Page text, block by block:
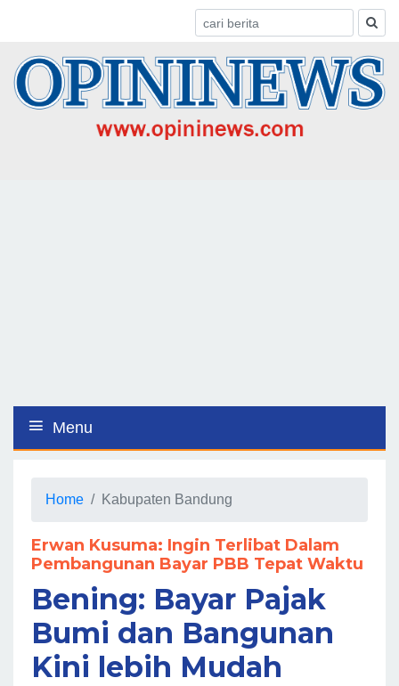
Menu
Home Kabupaten Bandung
Erwan Kusuma: Ingin Terlibat Dalam
Pembangunan Bayar PBB Tepat Waktu
Bening: Bayar Pajak
Bumi dan Bangunan
Kini lebih Mudah